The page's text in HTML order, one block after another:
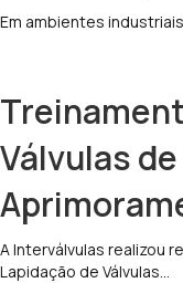
Em ambientes
Válvulas
A Interválvulas realizou
Lapidação de Válvulas…